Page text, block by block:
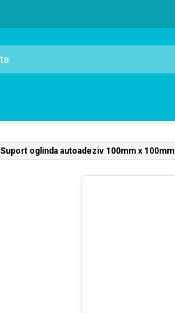
Suport oglinda autoadeziv 100mm x 100mm